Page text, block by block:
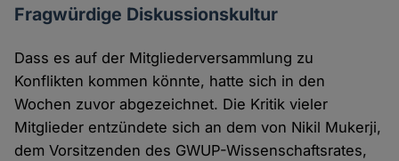
Fragwürdige Diskussionskultur
Dass es auf der Mitgliederversammlung zu
Konflikten kommen könnte, hatte sich in den
Wochen zuvor abgezeichnet. Die Kritik vieler
Mitglieder entzündete sich an dem von Nikil Mukerji,
dem Vorsitzenden des GWUP-Wissenschaftsrates,